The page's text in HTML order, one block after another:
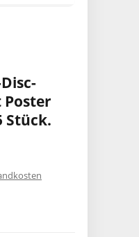
Disc-
Stück.